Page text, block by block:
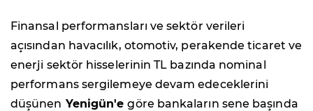
Finansal performansları ve sektör verileri
açısından havacılık, otomotiv, perakende ticaret ve
enerji sektör hisselerinin TL bazında nominal
performans sergilemeye devam edeceklerini
düşünen Yenigün'egöre bankaların sene başında